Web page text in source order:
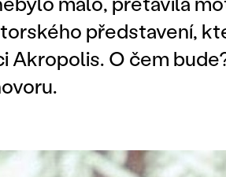
představení,
Akropolis. O čem